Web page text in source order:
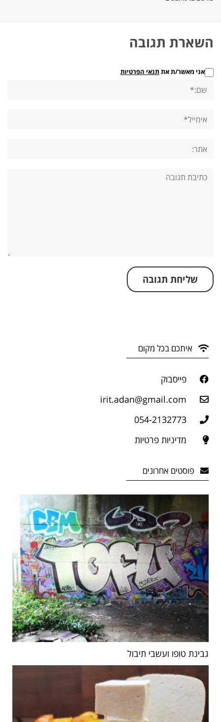
השארת תגובה
אני מאשר/ת אתתנאי הפרטיות
תגובה:
איתכם בכל מקום
פייסבוק
irit.adan@gmail.com
054-2132773
מדיניות פרטיות
פוסטים אחרונים
גבינת טופו ועשבי תיבול